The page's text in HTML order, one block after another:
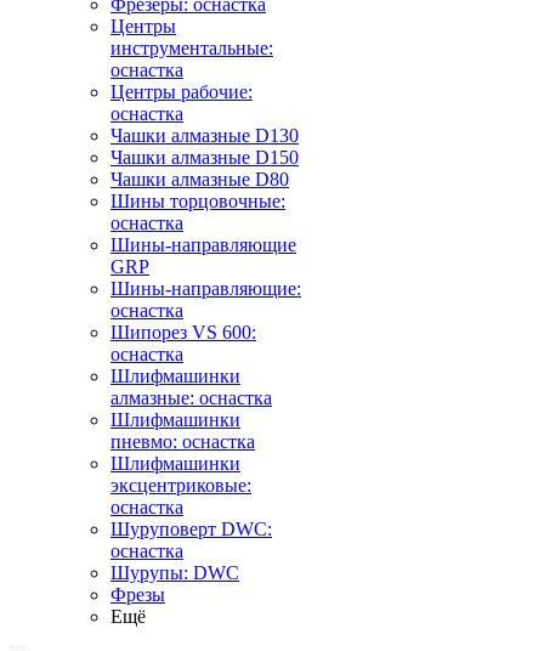
Фрезеры: оснастка
Центры
инструментальные:
оснастка
Центры рабочие:
оснастка
Чашки алмазные D130
Чашки алмазные D150
Чашки алмазные D80
Шины торцовочные:
оснастка
Шины-направляющие
GRP
Шины-направляющие:
оснастка
Шипорез VS 600:
оснастка
Шлифмашинки
алмазные: оснастка
Шлифмашинки
пневмо: оснастка
Шлифмашинки
эксцентриковые:
оснастка
Шуруповерт DWC:
оснастка
Шурупы: DWC
Фрезы
Ещё